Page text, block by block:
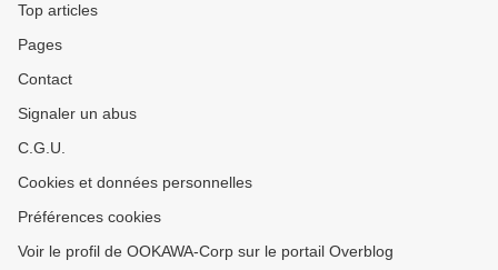
Top articles
Pages
Contact
Signaler un abus
C.G.U.
Cookies et données personnelles
Préférences cookies
Voir le profil de OOKAWA-Corp sur le portail Overblog